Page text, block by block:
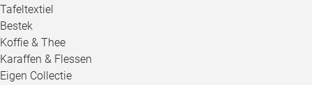
Tafeltextiel
Bestek
Koffie & Thee
Karaffen & Flessen
Eigen Collectie